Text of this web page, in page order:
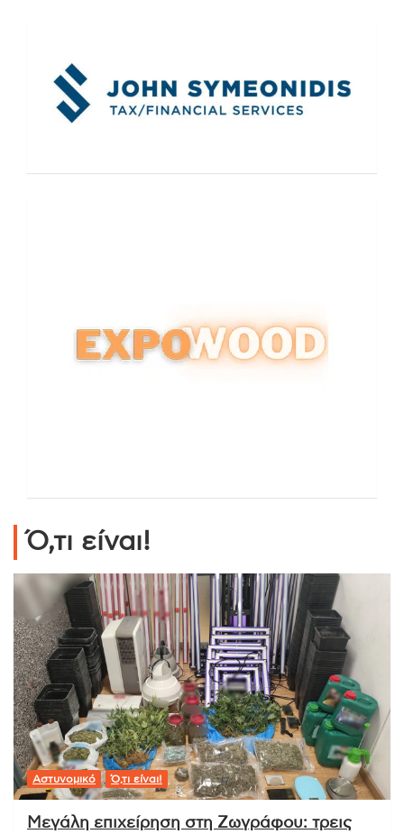
Ό,τι είναι!
Αστυνομικό Ό,τι είναι!
Μεγάλη επιχείρηση στη Ζωγράφου: τρεις